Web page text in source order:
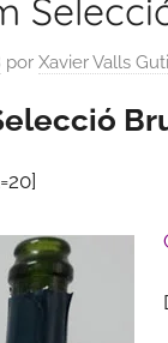
por Xavier Valls